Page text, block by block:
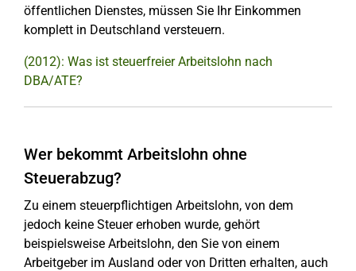
öffentlichen Dienstes, müssen Sie Ihr Einkommen
komplett in Deutschland versteuern.
(2012): Was ist steuerfreier Arbeitslohn nach
DBA/ATE?
Wer bekommt Arbeitslohn ohne
Steuerabzug?
Zu einem steuerpflichtigen Arbeitslohn, von dem
jedoch keine Steuer erhoben wurde, gehört
beispielsweise Arbeitslohn, den Sie von einem
Arbeitgeber im Ausland oder von Dritten erhalten, auch